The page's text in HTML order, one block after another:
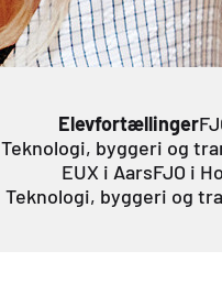
Elevfortællinger
Teknologi, byggeri og
EUX i AarsFJO i
Teknologi, byggeri og